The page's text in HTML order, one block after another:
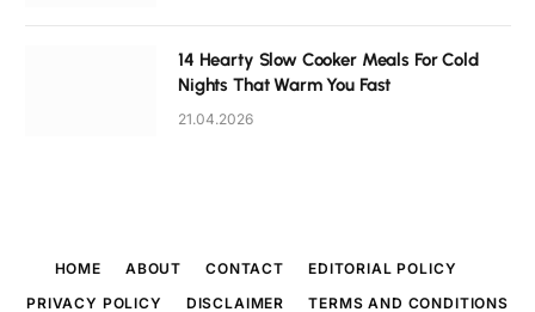
14 Hearty Slow Cooker Meals For Cold
Nights That Warm You Fast
21.04.2026
HOME ABOUT CONTACT
EDITORIAL POLICY
PRIVACY POLICY
DISCLAIMER TERMS AND CONDITIONS